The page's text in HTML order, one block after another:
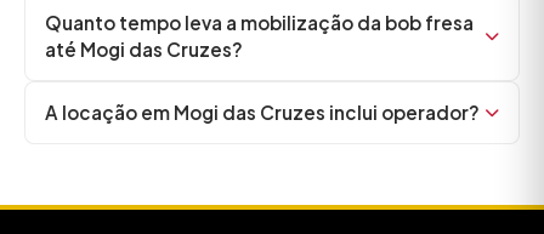
Quanto tempo leva a mobilização da bob fresa
até Mogi das Cruzes?
A locação em Mogi das Cruzes inclui operador?